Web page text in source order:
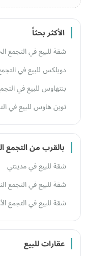
الأكثر بحثاً
شقة للبيع في التجمع
دوبلكس للبيع في
بنتهاوس للبيع في
توين هاوس للبيع في
بالقرب من
شقة للبيع في مدينتي
شقة للبيع في التجمع
شقة للبيع في التجمع
عقارات للبيع